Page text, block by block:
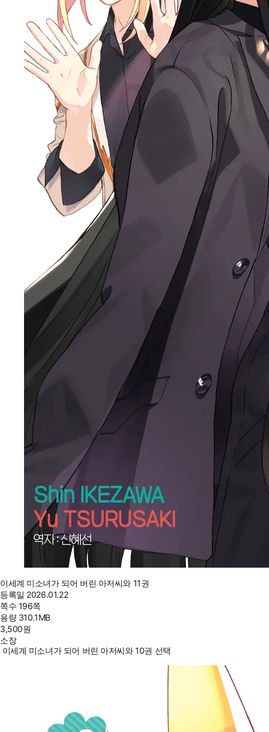
이세계 미소녀가 되어 버린 아저씨와 11권
등록일 2026.01.22
쪽수 196쪽
용량 310.1MB
3,500원
소장
이세계 미소녀가 되어 버린 아저씨와 10권 선택